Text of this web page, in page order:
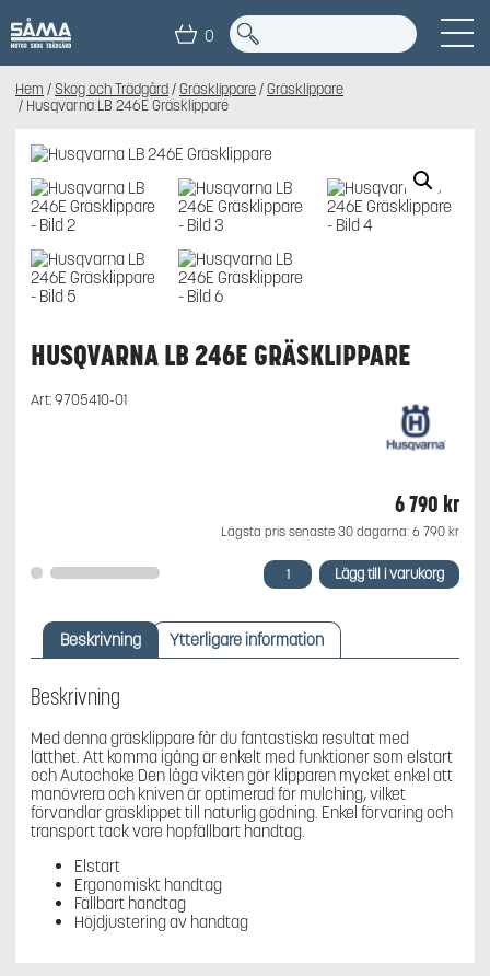
0
Hem / Skog och Trädgård/Gräsklippare/Gräsklippare
/ Husqvarna LB 246E Gräsklippare
HUSQVARNA LB 246E GRÄSKLIPPARE
Art:9705410-01
6 790 kr
Lägsta pris senaste 30 dagarna: 6 790 kr
Husqvarna
LB
Gräsklippare
mängd
Lägg till i varukorg
Beskrivning Ytterligare information
Beskrivning
Med denna gräsklippare får du fantastiska resultat med
lätthet. Att komma igång är enkelt med funktioner som elstart
och Autochoke Den låga vikten gör klipparen mycket enkel att
manövrera och kniven är optimerad för mulching, vilket
förvandlar gräsklippet till naturlig gödning. Enkel förvaring och
transport tack vare hopfällbart handtag.
Elstart
Ergonomiskt handtag
Fällbart handtag
Höjdjustering av handtag